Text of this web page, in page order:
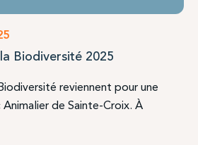
Biodiversité 2025
reviennent pour une
de Sainte-Croix. À